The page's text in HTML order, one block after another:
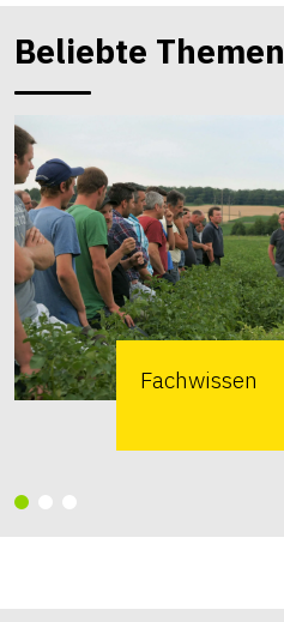
Beliebte Themen
Fachwissen